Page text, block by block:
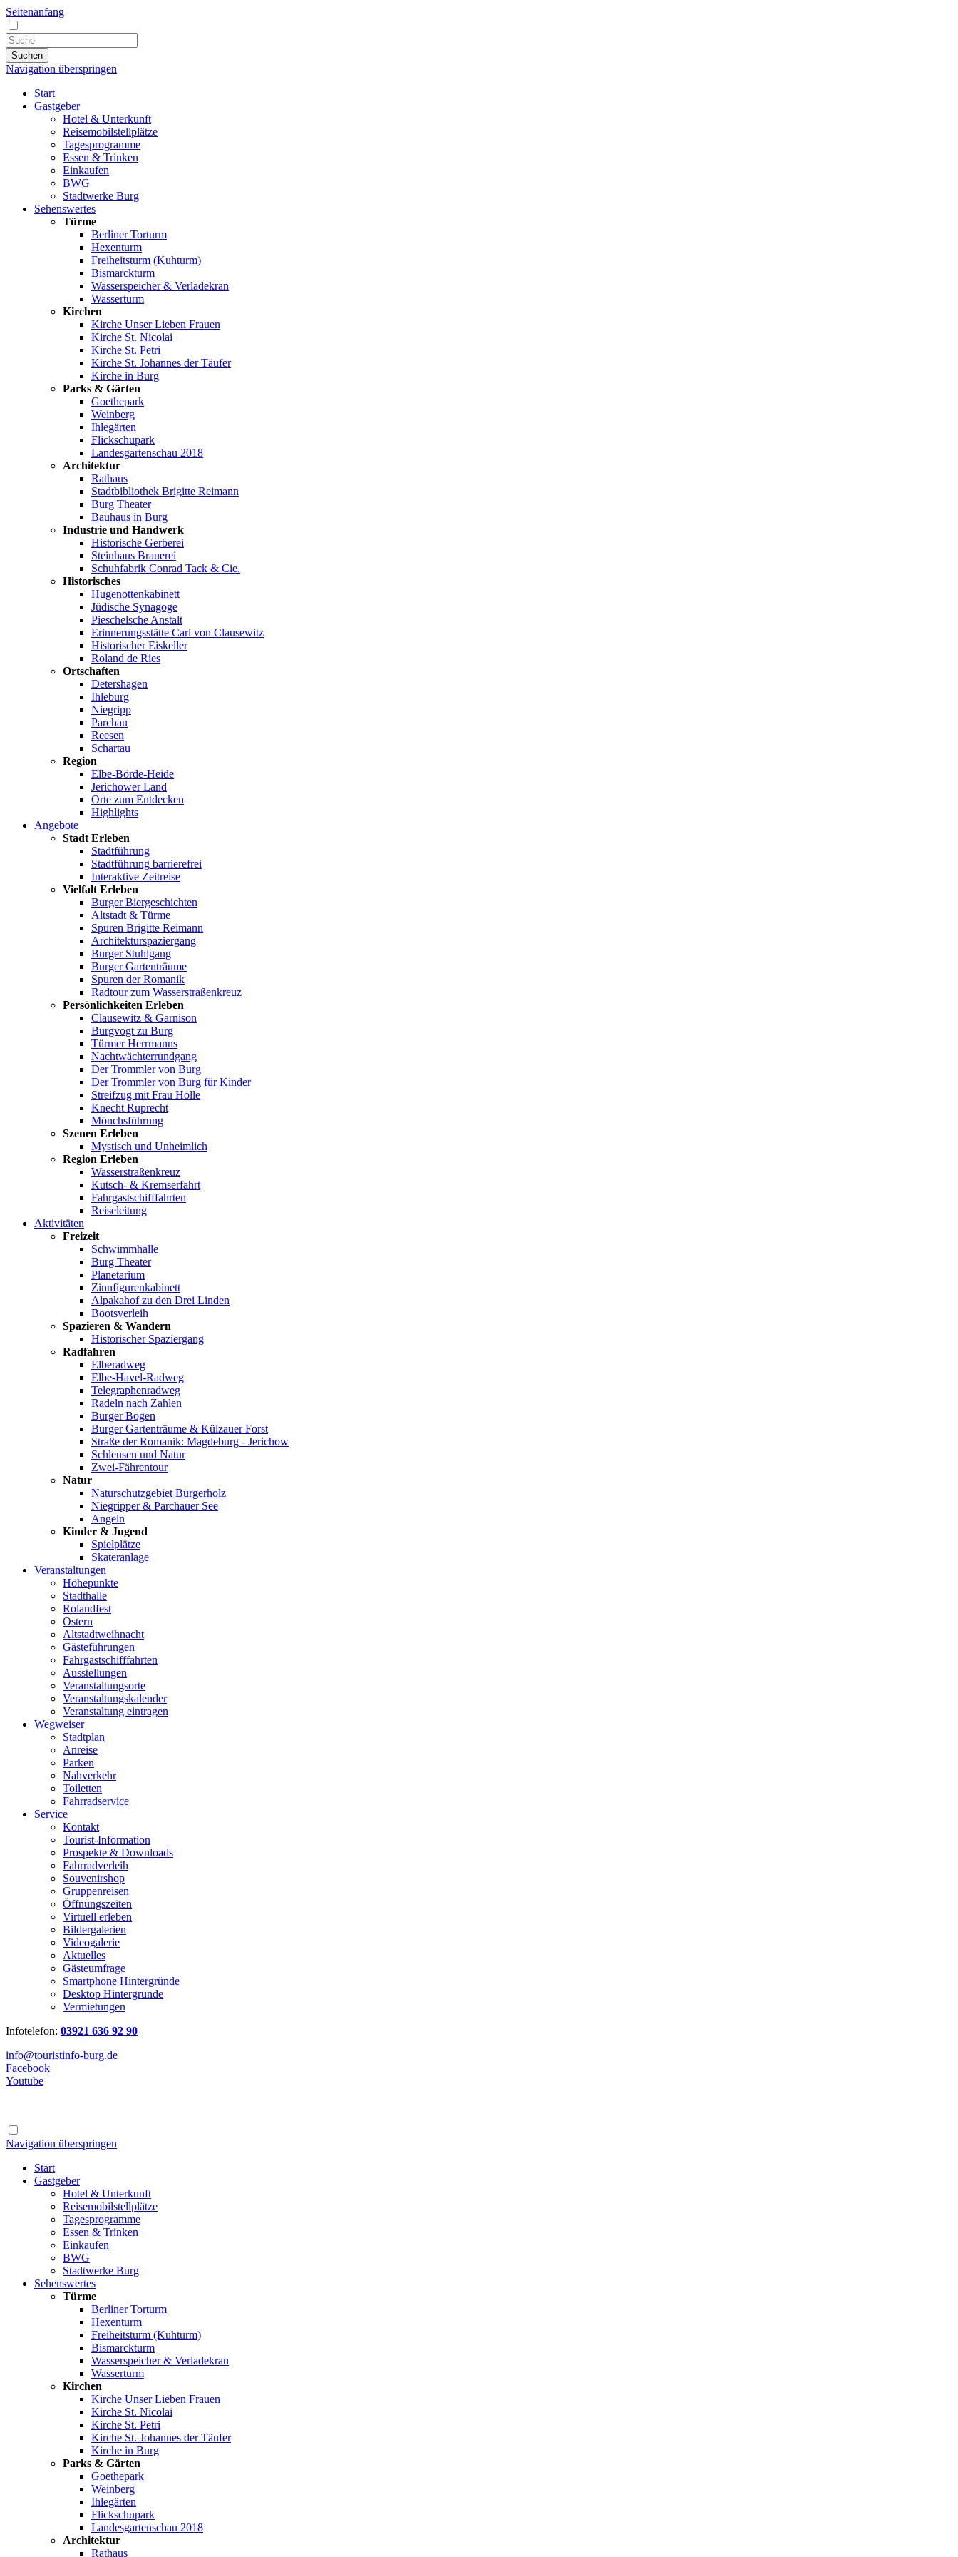
Seitenanfang
Suchen
Navigation überspringen
Start
Gastgeber
Hotel & Unterkunft
Reisemobilstellplätze
Tagesprogramme
Essen & Trinken
Einkaufen
BWG
Stadtwerke Burg
Sehenswertes
Türme
Berliner Torturm
Hexenturm
Freiheitsturm (Kuhturm)
Bismarckturm
Wasserspeicher & Verladekran
Wasserturm
Kirchen
Kirche Unser Lieben Frauen
Kirche St. Nicolai
Kirche St. Petri
Kirche St. Johannes der Täufer
Kirche in Burg
Parks & Gärten
Goethepark
Weinberg
Ihlegärten
Flickschupark
Landesgartenschau 2018
Architektur
Rathaus
Stadtbibliothek Brigitte Reimann
Burg Theater
Bauhaus in Burg
Industrie und Handwerk
Historische Gerberei
Steinhaus Brauerei
Schuhfabrik Conrad Tack & Cie.
Historisches
Hugenottenkabinett
Jüdische Synagoge
Pieschelsche Anstalt
Erinnerungsstätte Carl von Clausewitz
Historischer Eiskeller
Roland de Ries
Ortschaften
Detershagen
Ihleburg
Niegripp
Parchau
Reesen
Schartau
Region
Elbe-Börde-Heide
Jerichower Land
Orte zum Entdecken
Highlights
Angebote
Stadt Erleben
Stadtführung
Stadtführung barrierefrei
Interaktive Zeitreise
Vielfalt Erleben
Burger Biergeschichten
Altstadt & Türme
Spuren Brigitte Reimann
Architekturspaziergang
Burger Stuhlgang
Burger Gartenträume
Spuren der Romanik
Radtour zum Wasserstraßenkreuz
Persönlichkeiten Erleben
Clausewitz & Garnison
Burgvogt zu Burg
Türmer Herrmanns
Nachtwächterrundgang
Der Trommler von Burg
Der Trommler von Burg für Kinder
Streifzug mit Frau Holle
Knecht Ruprecht
Mönchsführung
Szenen Erleben
Mystisch und Unheimlich
Region Erleben
Wasserstraßenkreuz
Kutsch- & Kremserfahrt
Fahrgastschifffahrten
Reiseleitung
Aktivitäten
Freizeit
Schwimmhalle
Burg Theater
Planetarium
Zinnfigurenkabinett
Alpakahof zu den Drei Linden
Bootsverleih
Spazieren & Wandern
Historischer Spaziergang
Radfahren
Elberadweg
Elbe-Havel-Radweg
Telegraphenradweg
Radeln nach Zahlen
Burger Bogen
Burger Gartenträume & Külzauer Forst
Straße der Romanik: Magdeburg - Jerichow
Schleusen und Natur
Zwei-Fährentour
Natur
Naturschutzgebiet Bürgerholz
Niegripper & Parchauer See
Angeln
Kinder & Jugend
Spielplätze
Skateranlage
Veranstaltungen
Höhepunkte
Stadthalle
Rolandfest
Ostern
Altstadtweihnacht
Gästeführungen
Fahrgastschifffahrten
Ausstellungen
Veranstaltungsorte
Veranstaltungskalender
Veranstaltung eintragen
Wegweiser
Stadtplan
Anreise
Parken
Nahverkehr
Toiletten
Fahrradservice
Service
Kontakt
Tourist-Information
Prospekte & Downloads
Fahrradverleih
Souvenirshop
Gruppenreisen
Öffnungszeiten
Virtuell erleben
Bildergalerien
Videogalerie
Aktuelles
Gästeumfrage
Smartphone Hintergründe
Desktop Hintergründe
Vermietungen
Infotelefon: 03921 636 92 90
info@touristinfo-burg.de
Facebook
Youtube
Navigation überspringen
Start
Gastgeber
Hotel & Unterkunft
Reisemobilstellplätze
Tagesprogramme
Essen & Trinken
Einkaufen
BWG
Stadtwerke Burg
Sehenswertes
Türme
Berliner Torturm
Hexenturm
Freiheitsturm (Kuhturm)
Bismarckturm
Wasserspeicher & Verladekran
Wasserturm
Kirchen
Kirche Unser Lieben Frauen
Kirche St. Nicolai
Kirche St. Petri
Kirche St. Johannes der Täufer
Kirche in Burg
Parks & Gärten
Goethepark
Weinberg
Ihlegärten
Flickschupark
Landesgartenschau 2018
Architektur
Rathaus